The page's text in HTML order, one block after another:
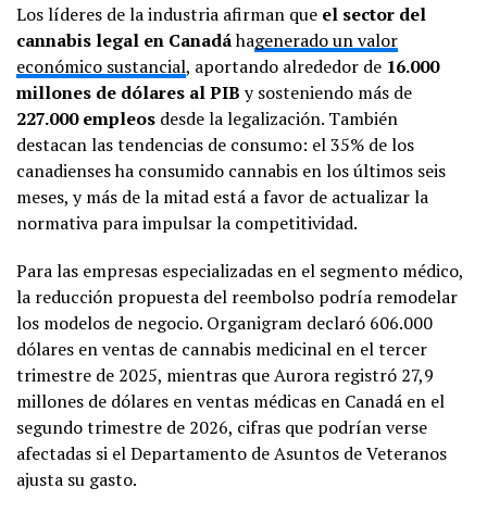
Los líderes de la industria afirman que el sector del
cannabis legal en Canadáhagenerado un valor
económico sustancial, aportando alrededor de 16.000
millones de dólares al PIB y sosteniendo más de
227.000 empleos desde la legalización. También
destacan las tendencias de consumo: el 35% de los
canadienses ha consumido cannabis en los últimos seis
meses, y más de la mitad está a favor de actualizar la
normativa para impulsar la competitividad.
Para las empresas especializadas en el segmento médico,
la reducción propuesta del reembolso podría remodelar
los modelos de negocio. Organigram declaró 606.000
dólares en ventas de cannabis medicinal en el tercer
trimestre de 2025, mientras que Aurora registró 27,9
millones de dólares en ventas médicas en Canadá en el
segundo trimestre de 2026, cifras que podrían verse
afectadas si el Departamento de Asuntos de Veteranos
ajusta su gasto.